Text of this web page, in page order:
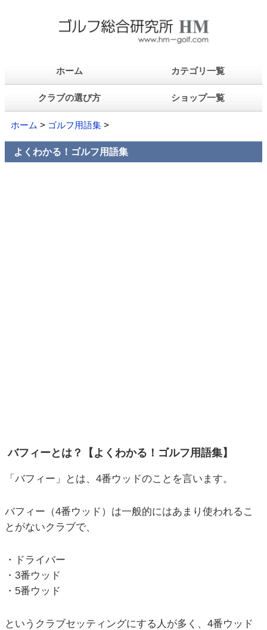
ホーム カテゴリ一覧
クラブの選び方 ショップ一覧
ホーム > ゴルフ用語集 >
よくわかる！ゴルフ用語集
バフィーとは？【よくわかる！ゴルフ用語集】
「バフィー」とは、4番ウッドのことを言います。
バフィー（4番ウッド）は一般的にはあまり使われるこ
とがないクラブで、
・ドライバー
・3番ウッド
・5番ウッド
というクラブセッティングにする人が多く、4番ウッド